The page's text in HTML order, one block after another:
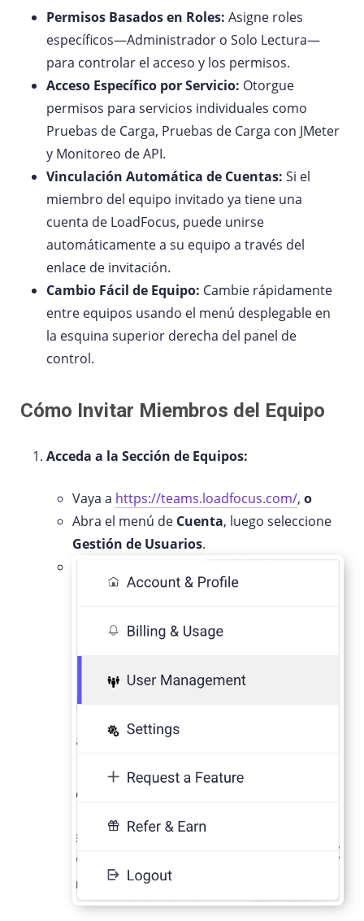
Permisos Basados en Roles: Asigne roles
específicos—Administrador o Solo Lectura—
para controlar el acceso y los permisos.
Acceso Específico por Servicio: Otorgue
permisos para servicios individuales como
Pruebas de Carga, Pruebas de Carga con JMeter
y Monitoreo de API.
Vinculación Automática de Cuentas: Si el
miembro del equipo invitado ya tiene una
cuenta de LoadFocus, puede unirse
automáticamente a su equipo a través del
enlace de invitación.
Cambio Fácil de Equipo: Cambie rápidamente
entre equipos usando el menú desplegable en
la esquina superior derecha del panel de
control.
Cómo Invitar Miembros del Equipo
Acceda a la Sección de Equipos:
Vaya a https://teams.loadfocus.com/, o
Abra el menú de Cuenta, luego seleccione
Gestión de Usuarios.